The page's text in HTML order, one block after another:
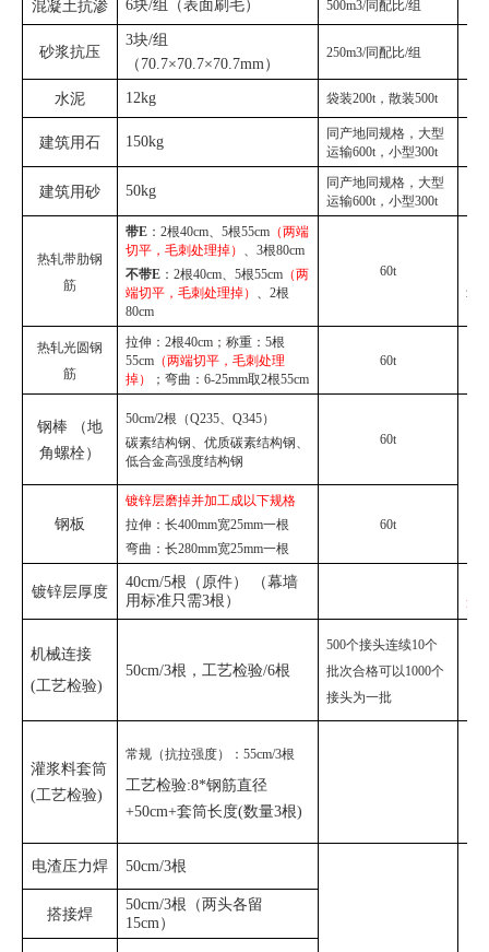
混凝土抗渗 6块/组（表面刷毛） 500m3/同配比/组
砂浆抗压
3块/组
（70.7×70.7×70.7mm）
250m3/同配比/组
水泥 12kg 袋装200t，散装500t
建筑用石 150kg
同产地同规格，大型
运输600t，小型300t
建筑用砂 50kg
同产地同规格，大型
运输600t，小型300t
热轧带肋钢
筋
带E ：2根40cm、5根55cm （两端
切平，毛刺处理掉） 、3根80cm
不带E ：2根40cm、5根55cm （两
端切平，毛刺处理掉） 、2根
80cm
60t
热轧光圆钢
筋
拉伸：2根40cm ；称重 ：5根
55cm （两端切平，毛刺处理
掉）
；弯曲：6-25mm取2根55cm
60t
钢棒 （地
角螺栓）
50cm/2根（Q235、Q345）
碳素结构钢、优质碳素结构钢、
低合金高强度结构钢
60t
钢板
镀锌层磨掉并加工成以下规格
拉伸：长400mm宽25mm一根
弯曲：长280mm宽25mm一根
60t
镀锌层厚度
40cm/5根（原件）
（幕墙
用标准只需3根 ）
机械连接
(工艺检验)
50cm/3根，工艺检验/6根
500个接头连续10个
批次合格可以1000个
接头为一批
灌浆料套筒
(工艺检验)
常规 （抗拉强度）：55cm/3根
工艺检验:8*钢筋直径
+50cm+套筒长度(数量3根)
电渣压力焊 50cm/3根
搭接焊
50cm/3根（两头各留
15cm）